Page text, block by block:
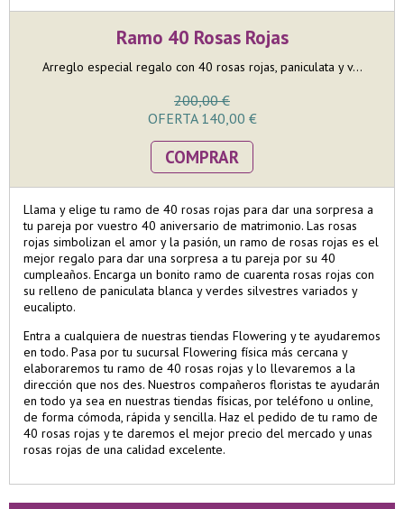
Ramo 40 Rosas Rojas
Arreglo especial regalo con 40 rosas rojas, paniculata y v...
200,00 €
OFERTA 140,00 €
COMPRAR
Llama y elige tu ramo de 40 rosas rojas para dar una sorpresa a
tu pareja por vuestro 40 aniversario de matrimonio. Las rosas
rojas simbolizan el amor y la pasión, un ramo de rosas rojas es el
mejor regalo para dar una sorpresa a tu pareja por su 40
cumpleaños. Encarga un bonito ramo de cuarenta rosas rojas con
su relleno de paniculata blanca y verdes silvestres variados y
eucalipto.
Entra a cualquiera de nuestras tiendas Flowering y te ayudaremos
en todo. Pasa por tu sucursal Flowering física más cercana y
elaboraremos tu ramo de 40 rosas rojas y lo llevaremos a la
dirección que nos des. Nuestros compañeros floristas te ayudarán
en todo ya sea en nuestras tiendas físicas, por teléfono u online,
de forma cómoda, rápida y sencilla. Haz el pedido de tu ramo de
40 rosas rojas y te daremos el mejor precio del mercado y unas
rosas rojas de una calidad excelente.